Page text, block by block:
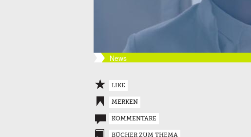
News
LIKE
MERKEN
KOMMENTARE
BÜCHER ZUM THEMA